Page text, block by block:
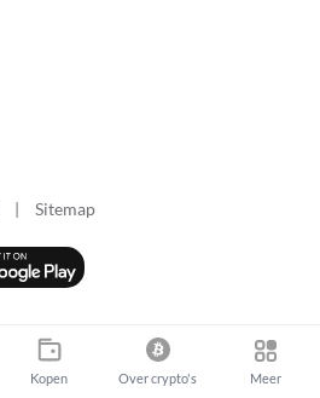
| Sitemap
Kopen Over crypto's Meer